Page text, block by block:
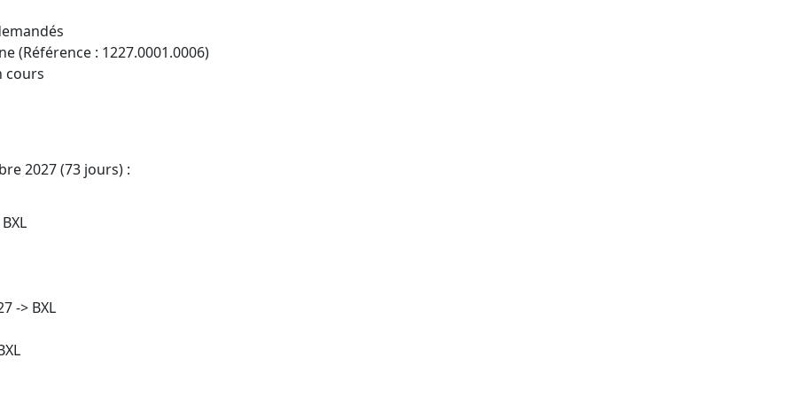
(Référence : 1227.0001.0006)
cours
2027 (73 jours) :
-> BXL